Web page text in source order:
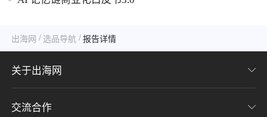
出海网 / 选品导航 / 报告详情
关于出海网
关于我们
交流合作